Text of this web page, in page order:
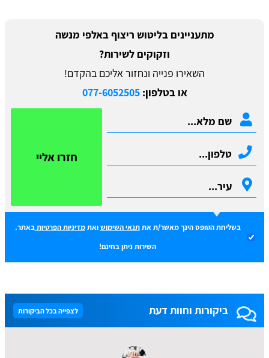
מתעניינים בליטוש ריצוף באלפי מנשה
וזקוקים לשירות?
השאירו פנייה ונחזור אליכם בהקדם!
או בטלפון:077-6052505
חזרו אליי
בשליחת הטופס הינך מאשר/ת אתתנאי השימושואתמדיניות הפרטיות באתר.
השירות ניתן בחינם!
ביקורות וחוות דעת לצפייה בכל הביקורות